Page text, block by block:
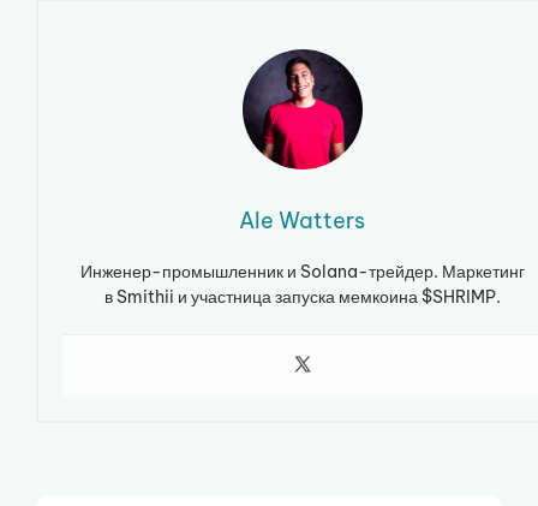
Ale Watters
Инженер-промышленник и Solana-трейдер. Маркетинг
в Smithii и участница запуска мемкоина $SHRIMP.